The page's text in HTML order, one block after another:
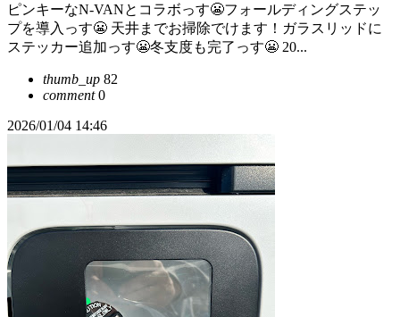
ピンキーなN-VANとコラボっす😬フォールディングステッ
プを導入っす😬 天井までお掃除でけます！ガラスリッドに
ステッカー追加っす😬冬支度も完了っす😬 20...
thumb_up 82
comment0
2026/01/04 14:46